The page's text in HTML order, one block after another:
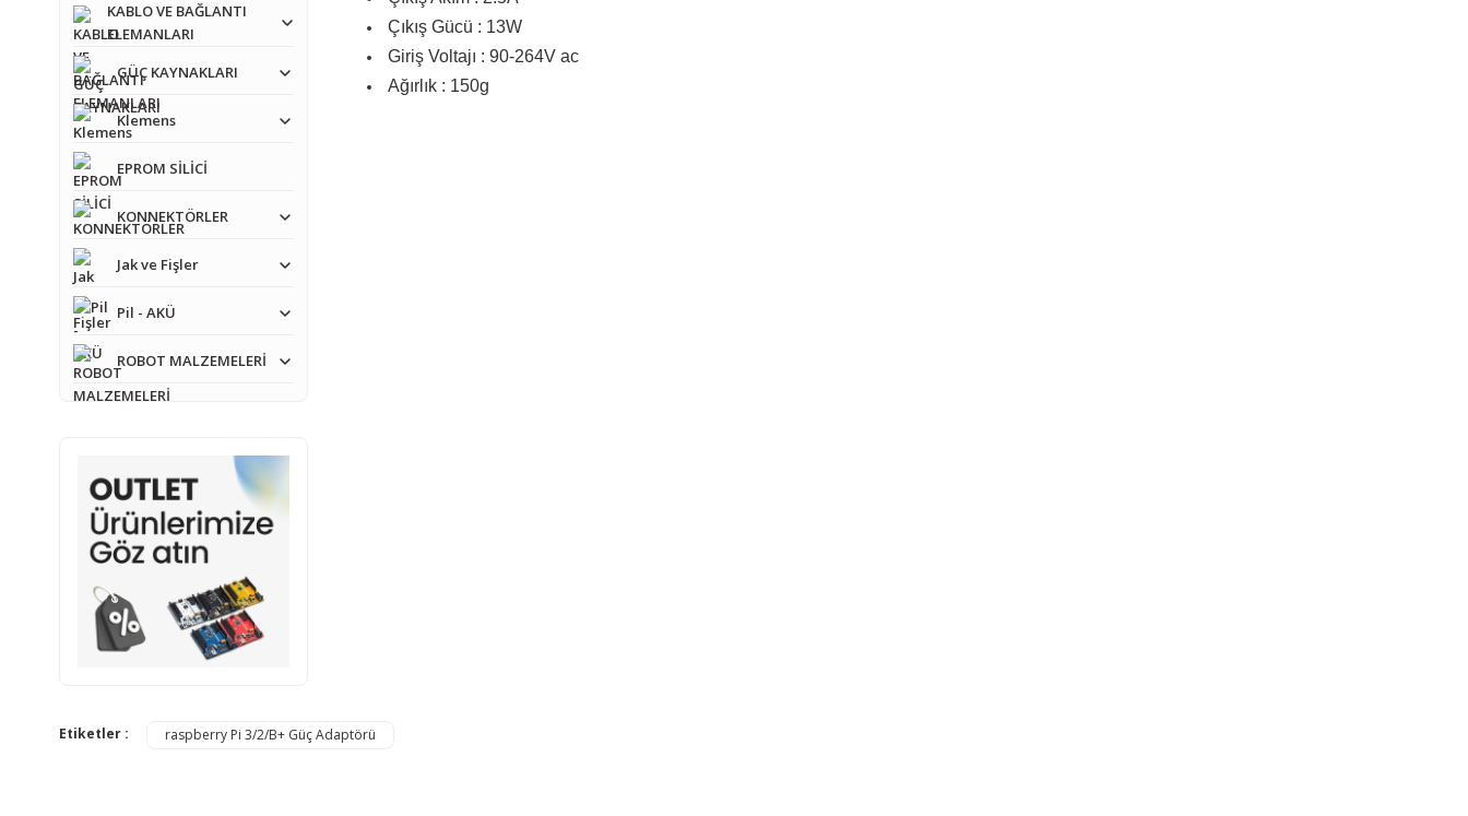
KABLO VE BAĞLANTI
ELEMANLARI
GÜÇ KAYNAKLARI
Klemens
EPROM SİLİCİ
KONNEKTÖRLER
Jak ve Fişler
Pil - AKÜ
ROBOT MALZEMELERİ
Çıkış Gücü : 13W
Giriş Voltajı : 90-264V ac
Ağırlık : 150g
Etiketler : raspberry Pi 3/2/B+ Güç Adaptörü